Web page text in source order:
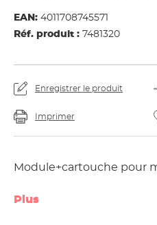
EAN: 4011708745571
Réf. produit : 7481320
Enregistrer le produit
Imprimer
Module+cartouche pour
Plus